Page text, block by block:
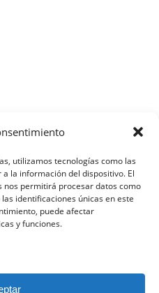
utilizamos tecnologías como las
la información del dispositivo. El
nos permitirá procesar datos como
identificaciones únicas en este
puede afectar
y funciones.
whatsapp email